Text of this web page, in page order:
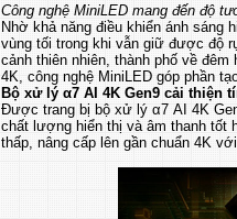
Công nghệ MiniLED mang đến độ
Nhờ khả năng điều khiển ánh sáng
vùng tối trong khi vẫn giữ được độ
cảnh thiên nhiên, thành phố về
4K, công nghệ MiniLED góp phần
Bộ xử lý α7 AI 4K Gen9 cải thiện
Được trang bị bộ xử lý α7 AI 4K
chất lượng hiển thị và âm thanh tốt
thấp, nâng cấp lên gần chuẩn 4K